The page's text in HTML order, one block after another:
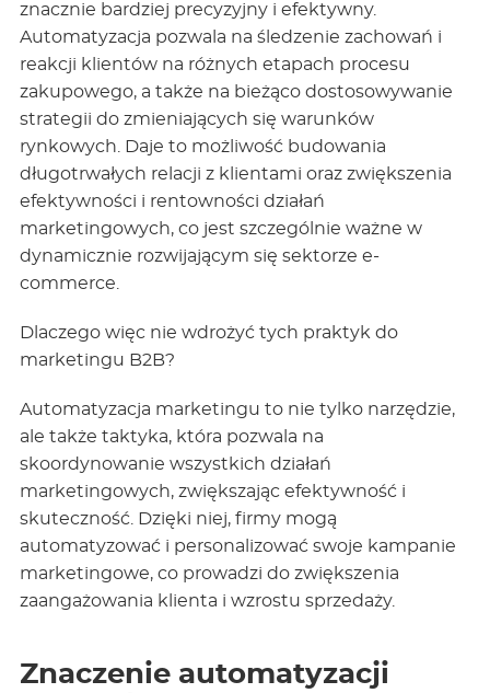
znacznie bardziej precyzyjny i efektywny.
Automatyzacja pozwala na śledzenie zachowań i
reakcji klientów na różnych etapach procesu
zakupowego, a także na bieżąco dostosowywanie
strategii do zmieniających się warunków
rynkowych. Daje to możliwość budowania
długotrwałych relacji z klientami oraz zwiększenia
efektywności i rentowności działań
marketingowych, co jest szczególnie ważne w
dynamicznie rozwijającym się sektorze e-
commerce.
Dlaczego więc nie wdrożyć tych praktyk do
marketingu B2B?
Automatyzacja marketingu to nie tylko narzędzie,
ale także taktyka, która pozwala na
skoordynowanie wszystkich działań
marketingowych, zwiększając efektywność i
skuteczność. Dzięki niej, firmy mogą
automatyzować i personalizować swoje kampanie
marketingowe, co prowadzi do zwiększenia
zaangażowania klienta i wzrostu sprzedaży.
Znaczenie automatyzacji